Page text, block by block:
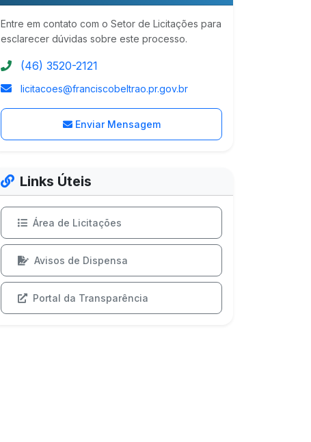
Entre em contato com o Setor de Licitações para
esclarecer dúvidas sobre este processo.
(46) 3520-2121
licitacoes@franciscobeltrao.pr.gov.br
Enviar Mensagem
Links Úteis
Área de Licitações
Avisos de Dispensa
Portal da Transparência